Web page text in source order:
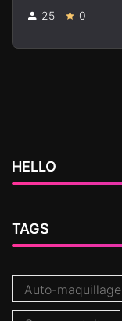
25 0
HELLO
TAGS
Auto-maquillage